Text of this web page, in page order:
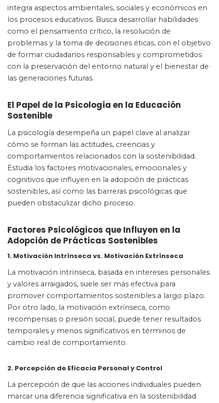
integra aspectos ambientales, sociales y económicos en
los procesos educativos. Busca desarrollar habilidades
como el pensamiento crítico, la resolución de
problemas y la toma de decisiones éticas, con el objetivo
de formar ciudadanos responsables y comprometidos
con la preservación del entorno natural y el bienestar de
las generaciones futuras.
El Papel de la Psicología en la Educación
Sostenible
La psicología desempeña un papel clave al analizar
cómo se forman las actitudes, creencias y
comportamientos relacionados con la sostenibilidad.
Estudia los factores motivacionales, emocionales y
cognitivos que influyen en la adopción de prácticas
sostenibles, así como las barreras psicológicas que
pueden obstaculizar dicho proceso.
Factores Psicológicos que Influyen en la
Adopción de Prácticas Sostenibles
1. Motivación Intrínseca vs. Motivación Extrínseca
La motivación intrínseca, basada en intereses personales
y valores arraigados, suele ser más efectiva para
promover comportamientos sostenibles a largo plazo.
Por otro lado, la motivación extrínseca, como
recompensas o presión social, puede tener resultados
temporales y menos significativos en términos de
cambio real de comportamiento.
2. Percepción de Eficacia Personal y Control
La percepción de que las acciones individuales pueden
marcar una diferencia significativa en la sostenibilidad